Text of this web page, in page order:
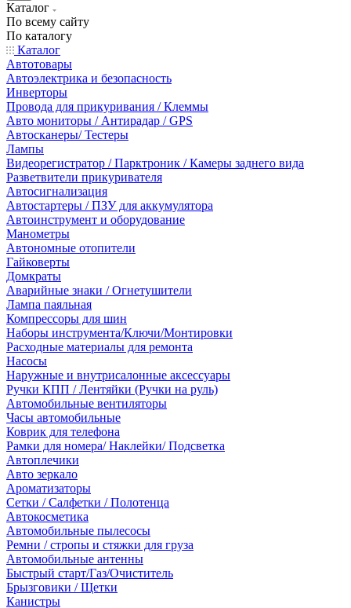
Каталог
По всему сайту
По каталогу
Каталог
Автотовары
Автоэлектрика и безопасность
Инверторы
Провода для прикуривания / Клеммы
Авто мониторы / Антирадар / GPS
Автосканеры/ Тестеры
Лампы
Видеорегистратор / Парктроник / Камеры заднего вида
Разветвители прикуривателя
Автосигнализация
Автостартеры / ПЗУ для аккумулятора
Автоинструмент и оборудование
Манометры
Автономные отопители
Гайковерты
Домкраты
Аварийные знаки / Огнетушители
Лампа паяльная
Компрессоры для шин
Наборы инструмента/Ключи/Монтировки
Расходные материалы для ремонта
Насосы
Наружные и внутрисалонные аксессуары
Ручки КПП / Лентяйки (Ручки на руль)
Автомобильные вентиляторы
Часы автомобильные
Коврик для телефона
Рамки для номера/ Наклейки/ Подсветка
Автоплечики
Авто зеркало
Ароматизаторы
Сетки / Салфетки / Полотенца
Автокосметика
Автомобильные пылесосы
Ремни / стропы и стяжки для груза
Автомобильные антенны
Быстрый старт/Газ/Очиститель
Брызговики / Щетки
Канистры